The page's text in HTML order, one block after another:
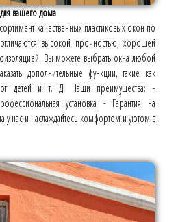
вашего дома
качественных пластиковых окон по
высокой прочностью, хорошей
Вы можете выбрать окна любой
дополнительные функции, такие как
от детей и т. Д. Наши преимущества: -
установка - Гарантия на
у нас и наслаждайтесь комфортом и уютом в